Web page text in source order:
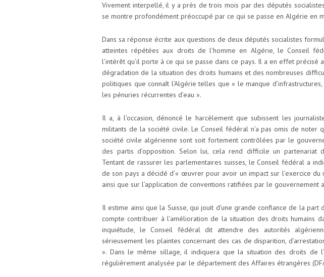
Vivement interpellé, il y a près de trois mois par des députés
se montre profondément préoccupé par ce qui se passe en Algérie en
Dans sa réponse écrite aux questions de deux députés socialistes
atteintes répétées aux droits de l’homme en Algérie, le Conseil
l’intérêt qu’il porte à ce qui se passe dans ce pays. Il a en effet précisé
dégradation de la situation des droits humains et des nombreuses
politiques que connaît l’Algérie telles que « le manque
les pénuries récurrentes d’eau ».
Il a, à l’occasion, dénoncé le harcèlement que subissent les
militants de la société civile. Le Conseil fédéral n’a pas omis de noter
société civile algérienne sont soit fortement contrôlées par le
des partis d’opposition. Selon lui, cela rend difficile un partenariat
Tentant de rassurer les parlementaires suisses, le Conseil fédéral a
de son pays a décidé d’« œuvrer pour avoir un impact sur l’exercice du
ainsi que sur l’application de conventions ratifiées par le gouvernement
Il estime ainsi que la Suisse, qui jouit d’une grande confiance de la part
compte contribuer à l’amélioration de la situation des droits humains
inquiétude, le Conseil fédéral dit attendre des autorités
sérieusement les plaintes concernant des cas de disparition,
». Dans le même sillage, il indiquera que la situation des droits de
régulièrement analysée par le département des Affaires étrangères